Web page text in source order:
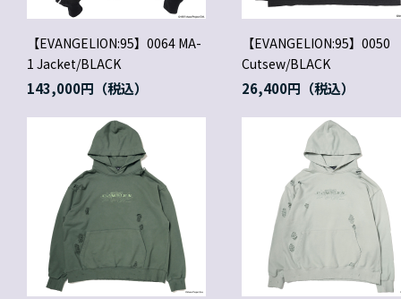
【EVANGELION:95】0064 MA-
1 Jacket/BLACK
143,000円
【EVANGELION:95】0050
Cutsew/BLACK
26,400円